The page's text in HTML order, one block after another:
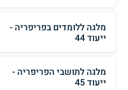
מלגה ללומדים בפריפריה -
ייעוד 44
מלגה לתושבי הפריפריה -
ייעוד 45